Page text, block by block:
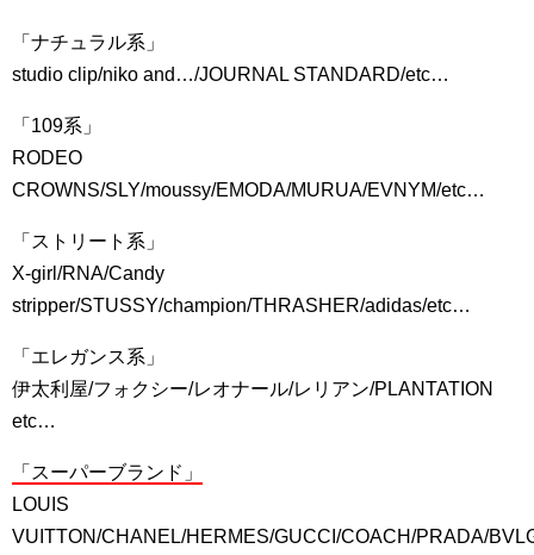
「ナチュラル系」
studio clip/niko and…/JOURNAL STANDARD/etc…
「109系」
RODEO
CROWNS/SLY/moussy/EMODA/MURUA/EVNYM/etc…
「ストリート系」
X-girl/RNA/Candy
stripper/STUSSY/champion/THRASHER/adidas/etc…
「エレガンス系」
伊太利屋/フォクシー/レオナール/レリアン/PLANTATION
etc…
「スーパーブランド」
LOUIS
VUITTON/CHANEL/HERMES/GUCCI/COACH/PRADA/